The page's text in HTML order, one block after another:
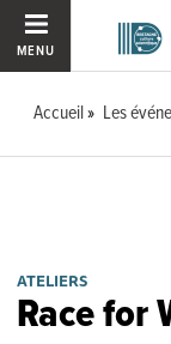
MENU
Accueil Les
ATELIERS
Race for